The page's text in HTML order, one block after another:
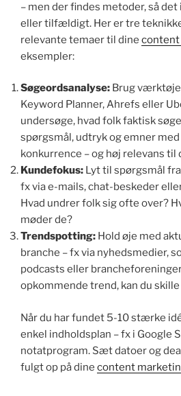
– men der findes metoder, så
eller tilfældigt. Her er tre
relevante temaer til dine
eksempler:
Søgeordsanalyse: Brug
Keyword Planner, Ahrefs eller
undersøge, hvad folk faktisk
spørgsmål, udtryk og emner
konkurrence – og høj relevans
Kundefokus: Lyt til spørgsmål
fx via e-mails, chat-beskeder
Hvad undrer folk sig ofte over?
møder de?
Trendspotting: Hold øje med
branche – fx via nyhedsmedier,
podcasts eller
opkommende trend, kan du
Når du har fundet 5-10 stærke
enkel indholdsplan – fx i Google
notatprogram. Sæt datoer og
fulgt op på dine content